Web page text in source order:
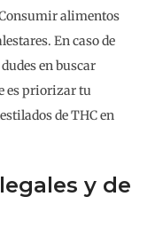
alimentos
En caso de
en buscar
es priorizar tu
de THC en
y de